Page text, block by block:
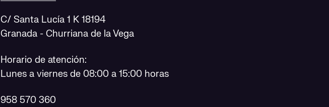
C/ Santa Lucía 1 K 18194
Granada - Churriana de la Vega
Horario de atención:
Lunes a viernes de 08:00 a 15:00 horas
958 570 360